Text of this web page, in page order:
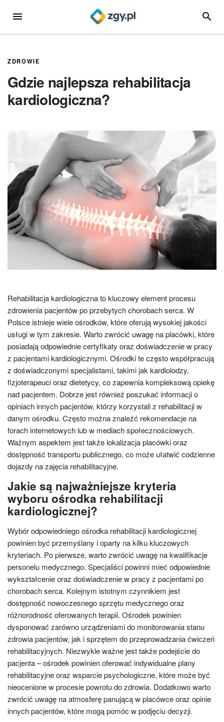
MENU
ZDROWIE
Gdzie najlepsza rehabilitacja
kardiologiczna?
Rehabilitacja kardiologiczna to kluczowy element procesu
zdrowienia pacjentów po przebytych chorobach serca. W
Polsce istnieje wiele ośrodków, które oferują wysokiej jakości
usługi w tym zakresie. Warto zwrócić uwagę na placówki, które
posiadają odpowiednie certyfikaty oraz doświadczenie w pracy
z pacjentami kardiologicznymi. Ośrodki te często współpracują
z doświadczonymi specjalistami, takimi jak kardiolodzy,
fizjoterapeuci oraz dietetycy, co zapewnia kompleksową opiekę
nad pacjentem. Dobrze jest również poszukać informacji o
opiniach innych pacjentów, którzy korzystali z rehabilitacji w
danym ośrodku. Często można znaleźć rekomendacje na
forach internetowych lub w mediach społecznościowych.
Ważnym aspektem jest także lokalizacja placówki oraz
dostępność transportu publicznego, co może ułatwić codzienne
dojazdy na zajęcia rehabilitacyjne.
Jakie są najważniejsze kryteria
wyboru ośrodka rehabilitacji
kardiologicznej?
Wybór odpowiedniego ośrodka rehabilitacji kardiologicznej
powinien być przemyślany i oparty na kilku kluczowych
kryteriach. Po pierwsze, warto zwrócić uwagę na kwalifikacje
personelu medycznego. Specjaliści powinni mieć odpowiednie
wykształcenie oraz doświadczenie w pracy z pacjentami po
chorobach serca. Kolejnym istotnym czynnikiem jest
dostępność nowoczesnego sprzętu medycznego oraz
różnorodność oferowanych terapii. Ośrodek powinien
dysponować zarówno urządzeniami do monitorowania stanu
zdrowia pacjentów, jak i sprzętem do przeprowadzania ćwiczeń
rehabilitacyjnych. Niezwykle ważne jest także podejście do
pacjenta – ośrodek powinien oferować indywidualne plany
rehabilitacyjne oraz wsparcie psychologiczne, które może być
nieocenione w procesie powrotu do zdrowia. Dodatkowo warto
zwrócić uwagę na atmosferę panującą w placówce oraz opinie
innych pacjentów, które mogą pomóc w podjęciu decyzji.